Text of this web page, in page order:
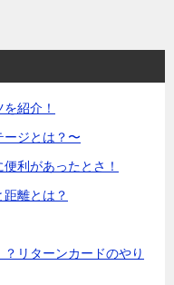
紹介！
ジとは？〜
利があったとさ！
離とは？
リターンカードのやり